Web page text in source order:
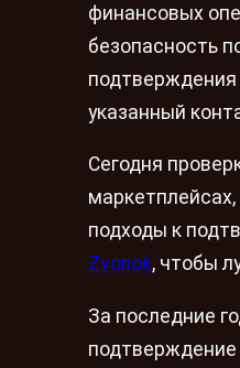
финансовых
безопасность
подтверждения
указанный
Сегодня
подходы к
Zvonok, чтобы
За последние
подтверждение